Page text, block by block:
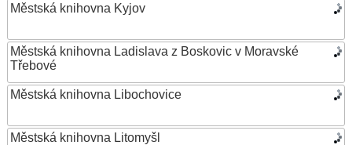
Městská knihovna Kyjov
Městská knihovna Ladislava z Boskovic v Moravské
Třebové
Městská knihovna Libochovice
Městská knihovna Litomyšl